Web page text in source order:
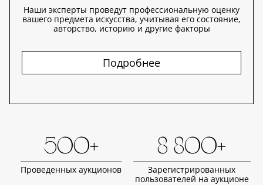
Наши эксперты проведут профессиональную оценку
вашего предмета искусства, учитывая его состояние,
авторство, историю и другие факторы
Подробнее
500+
Проведенных аукционов
8 800+
Зарегистрированных
пользователей на аукционе